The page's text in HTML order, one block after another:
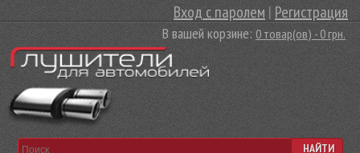
Вход с паролем |Регистрация
В вашей корзине:0 товар(ов) - 0 грн.
НАЙТИ